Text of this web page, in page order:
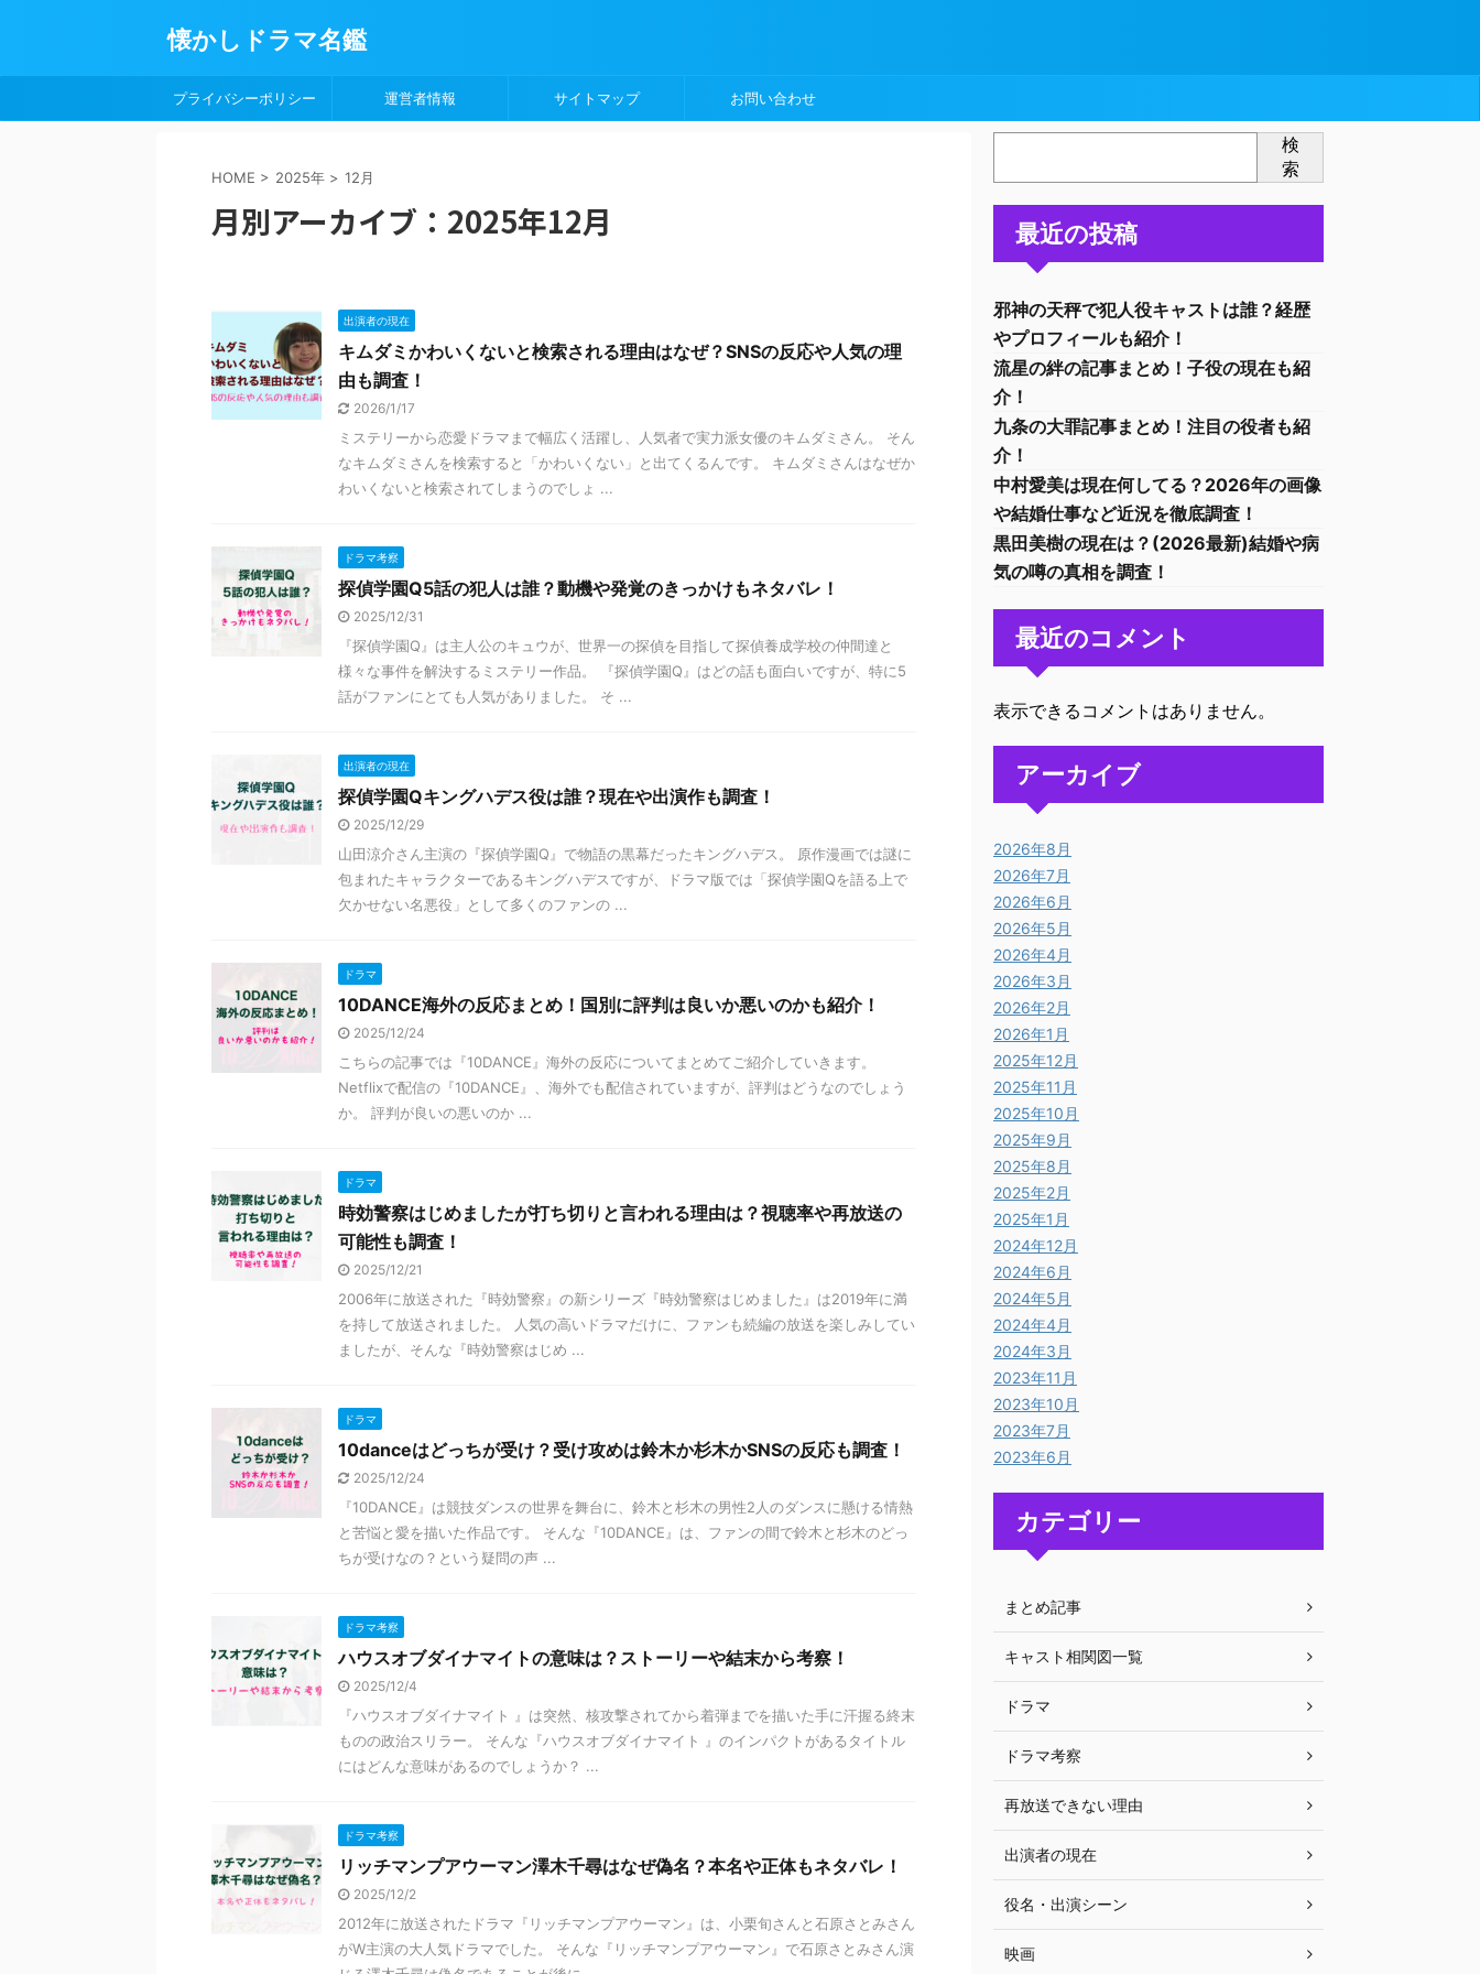
懐かしドラマ名鑑
プライバシーポリシー 運営者情報 サイトマップ お問い合わせ
HOME > 2025年 > 12月
月別アーカイブ：2025年12月
出演者の現在
キムダミかわいくないと検索される理由はなぜ？SNSの反応や人気の理
由も調査！
2026/1/17
ミステリーから恋愛ドラマまで幅広く活躍し、人気者で実力派女優のキムダミさん。 そん
なキムダミさんを検索すると「かわいくない」と出てくるんです。 キムダミさんはなぜか
わいくないと検索されてしまうのでしょ ...
ドラマ考察
探偵学園Q5話の犯人は誰？動機や発覚のきっかけもネタバレ！
2025/12/31
『探偵学園Q』は主人公のキュウが、世界一の探偵を目指して探偵養成学校の仲間達と
様々な事件を解決するミステリー作品。 『探偵学園Q』はどの話も面白いですが、特に5
話がファンにとても人気がありました。 そ ...
出演者の現在
探偵学園Qキングハデス役は誰？現在や出演作も調査！
2025/12/29
山田涼介さん主演の『探偵学園Q』で物語の黒幕だったキングハデス。 原作漫画では謎に
包まれたキャラクターであるキングハデスですが、ドラマ版では「探偵学園Qを語る上で
欠かせない名悪役」として多くのファンの ...
ドラマ
10DANCE海外の反応まとめ！国別に評判は良いか悪いのかも紹介！
2025/12/24
こちらの記事では『10DANCE』海外の反応についてまとめてご紹介していきます。
Netflixで配信の『10DANCE』、海外でも配信されていますが、評判はどうなのでしょう
か。 評判が良いの悪いのか ...
ドラマ
時効警察はじめましたが打ち切りと言われる理由は？視聴率や再放送の
可能性も調査！
2025/12/21
2006年に放送された『時効警察』の新シリーズ『時効警察はじめました』は2019年に満
を持して放送されました。 人気の高いドラマだけに、ファンも続編の放送を楽しみしてい
ましたが、そんな『時効警察はじめ ...
ドラマ
10danceはどっちが受け？受け攻めは鈴木か杉木かSNSの反応も調査！
2025/12/24
『10DANCE』は競技ダンスの世界を舞台に、鈴木と杉木の男性2人のダンスに懸ける情熱
と苦悩と愛を描いた作品です。 そんな『10DANCE』は、ファンの間で鈴木と杉木のどっ
ちが受けなの？という疑問の声 ...
ドラマ考察
ハウスオブダイナマイトの意味は？ストーリーや結末から考察！
2025/12/4
『ハウスオブダイナマイト 』は突然、核攻撃されてから着弾までを描いた手に汗握る終末
ものの政治スリラー。 そんな『ハウスオブダイナマイト 』のインパクトがあるタイトル
にはどんな意味があるのでしょうか？ ...
ドラマ考察
リッチマンプアウーマン澤木千尋はなぜ偽名？本名や正体もネタバレ！
2025/12/2
2012年に放送されたドラマ『リッチマンプアウーマン』は、小栗旬さんと石原さとみさん
がW主演の大人気ドラマでした。 そんな『リッチマンプアウーマン』で石原さとみさん演
検
索
最近の投稿
邪神の天秤で犯人役キャストは誰？経歴
やプロフィールも紹介！
流星の絆の記事まとめ！子役の現在も紹
介！
九条の大罪記事まとめ！注目の役者も紹
介！
中村愛美は現在何してる？2026年の画像
や結婚仕事など近況を徹底調査！
黒田美樹の現在は？(2026最新)結婚や病
気の噂の真相を調査！
最近のコメント
表示できるコメントはありません。
アーカイブ
2026年8月
2026年7月
2026年6月
2026年5月
2026年4月
2026年3月
2026年2月
2026年1月
2025年12月
2025年11月
2025年10月
2025年9月
2025年8月
2025年2月
2025年1月
2024年12月
2024年6月
2024年5月
2024年4月
2024年3月
2023年11月
2023年10月
2023年7月
2023年6月
カテゴリー
まとめ記事
キャスト相関図一覧
ドラマ
ドラマ考察
再放送できない理由
出演者の現在
役名・出演シーン
映画